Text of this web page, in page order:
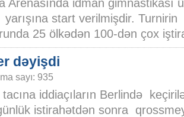
Arenasında idman gimnastikası
start verilmişdir. Turnirin
25 ölkədən 100-dən çox
dəyişdi
sayı: 935
iddiaçıların Berlində
istirahətdən sonra